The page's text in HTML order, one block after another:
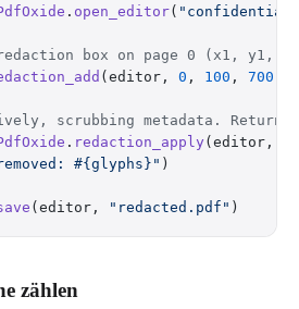
. open_editor(
redaction box on page 0 (x1,
(editor, 0 , 100 , 700
scrubbing metadata. Returns
. redaction_apply (editor,
#{glyphs} " )
(editor, "redacted.pdf" )
zählen